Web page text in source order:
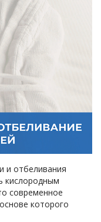
и отбеливания
кислородным
современное
которого